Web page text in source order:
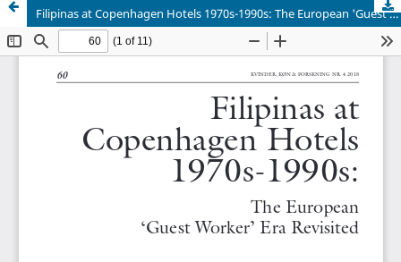
Filipinas at Copenhagen Hotels 1970s-1990s: The European 'Guest Worker' Era Revisited